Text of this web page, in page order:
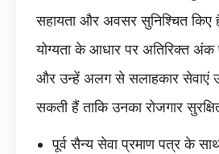
सहायता और अवसर सुनिश्चित किए
योग्यता के आधार पर अतिरिक्त
और उन्हें अलग से सलाहकार सेवाएं
सकती हैं ताकि उनका रोजगार
पूर्व सैन्य सेवा प्रमाण पत्र के